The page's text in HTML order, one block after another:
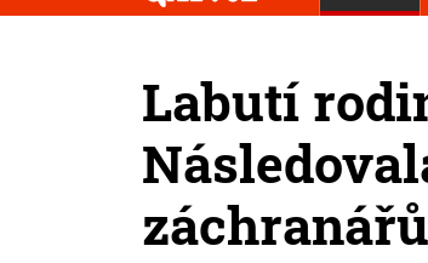
Labutí